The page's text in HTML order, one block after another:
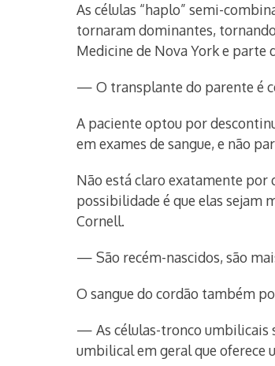
As células “haplo” semi-
tornaram dominantes,
Medicine de Nova York e parte
— O transplante do parente é
A paciente optou por
em exames de sangue, e não
Não está claro exatamente por
possibilidade é que elas sejam
Cornell.
— São recém-nascidos, são
O sangue do cordão também
— As células-tronco umbilicais
umbilical em geral que oferece